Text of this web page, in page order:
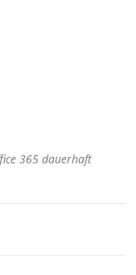
365 dauerhaft